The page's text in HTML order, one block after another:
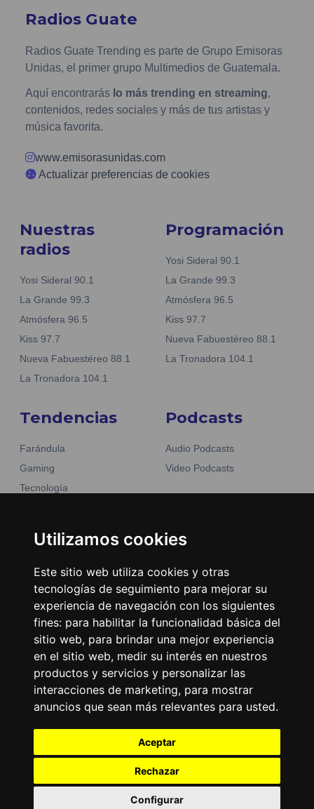
Utilizamos cookies
Este sitio web utiliza cookies y otras
tecnologías de seguimiento para mejorar su
experiencia de navegación con los siguientes
fines: para habilitar la funcionalidad básica del
sitio web, para brindar una mejor experiencia
en el sitio web, medir su interés en nuestros
productos y servicios y personalizar las
interacciones de marketing, para mostrar
anuncios que sean más relevantes para usted.
Aceptar
Rechazar
Configurar
Radios Guate
Radios Guate Trending es parte de Grupo Emisoras
Unidas, el primer grupo Multimedios de Guatemala.
Aquí encontrarás lo más trending en streaming,
contenidos, redes sociales y más de tus artistas y
música favorita.
www.emisorasunidas.com
Actualizar preferencias de cookies
Nuestras
radios
Yosi Sideral 90.1
La Grande 99.3
Atmósfera 96.5
Kiss 97.7
Nueva Fabuestéreo 88.1
La Tronadora 104.1
Programación
Yosi Sideral 90.1
La Grande 99.3
Atmósfera 96.5
Kiss 97.7
Nueva Fabuestéreo 88.1
La Tronadora 104.1
Tendencias
Farándula
Gaming
Tecnología
Noticias
Podcasts
Audio Podcasts
Video Podcasts
Emisoras Unidas
Encuéntranos
Contacto
Términos y condiciones
Directorio
Grupo Emisoras Unidas
desarrollo porwww.dast.cl